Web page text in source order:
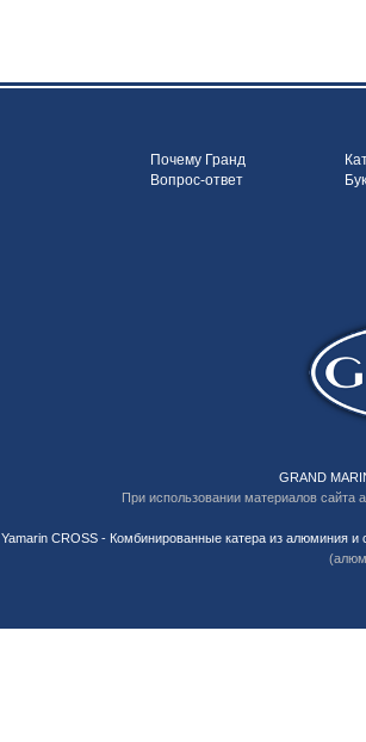
Почему Гранд
Вопрос-ответ
GRAND
При использовании материалов сайта
Yamarin CROSS - Комбинированные катера из алюминия и